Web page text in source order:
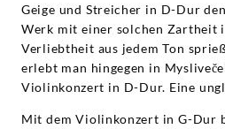
Geige und Streicher in D-Dur
Werk mit einer solchen Zartheit
Verliebtheit aus jedem Ton
erlebt man hingegen in
Violinkonzert in D-Dur. Eine
Mit dem Violinkonzert in G-Dur